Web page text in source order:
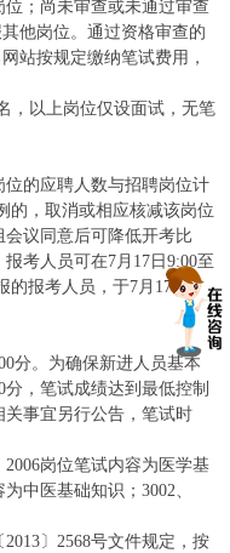
；尚未审查或未通过审查
他岗位。通过资格审查的
站按规定缴纳笔试费用，
，以上岗位仅设面试，无笔
的应聘人数与招聘岗位计
的，取消或相应核减该岗位
议同意后可降低开考比
考人员可在7月17日9:00至
的报考人员，于7月17日
分。为确保新进人员基本
，笔试成绩达到最低控制
事宜另行公告，笔试时
2006岗位笔试内容为医学基
中医基础知识；3002、
〕2568号文件规定，按